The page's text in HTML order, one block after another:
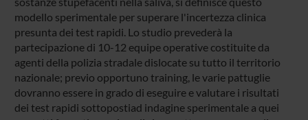
modello sperimentale per superare l'incertezza clinica
presunta dei test rapidi. Lo studio prevederà la
partecipazione di 10-12 equipe operative costituite da
agenti della polizia stradale dislocate su tutto il territorio
nazionale; previo opportuno training, le varie pattuglie
dovranno essere in grado di eseguire e valutare i risultati
dei test rapidi sottopostiad indagine sperimentale a quei